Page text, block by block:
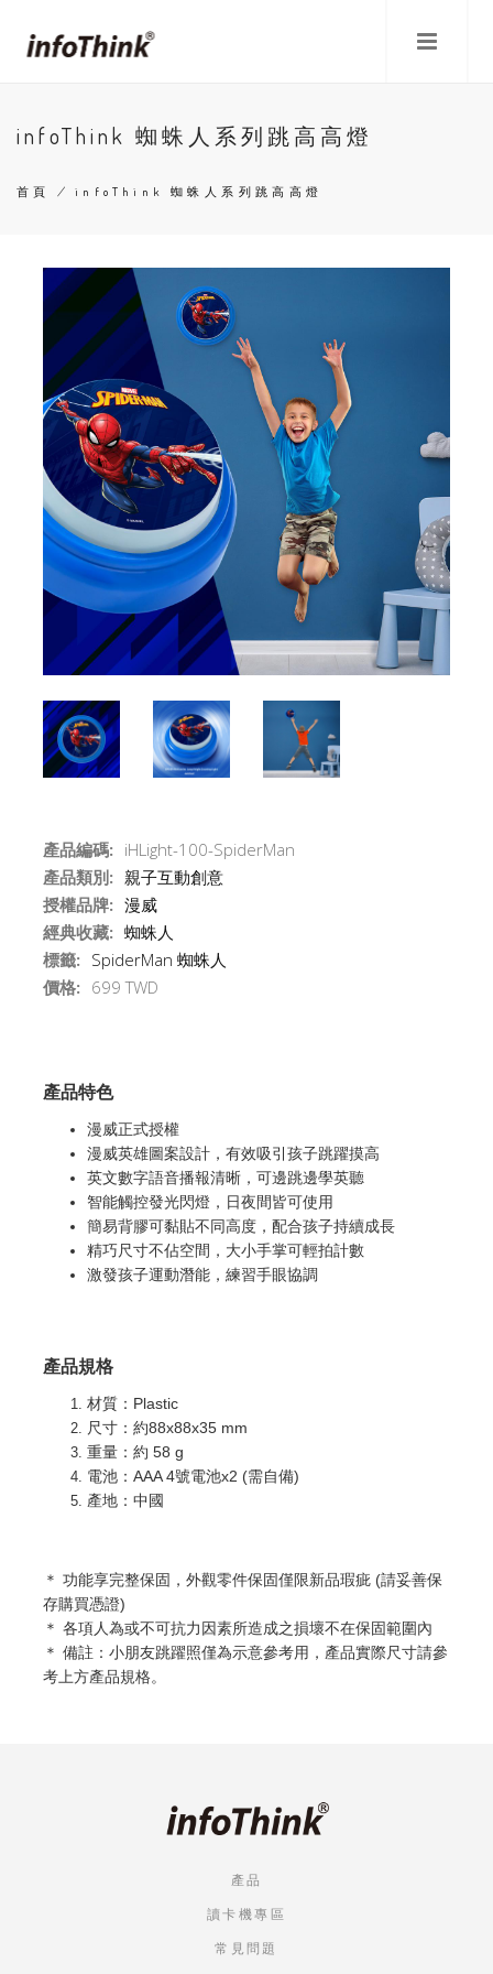
infoThink 蜘蛛人系列跳高高燈
航
連
結
首頁 /infoThink 蜘蛛人系列跳高高燈
產品編碼: iHLight-100-SpiderMan
產品類別: 親子互動創意
授權品牌: 漫威
經典收藏: 蜘蛛人
標籤: SpiderMan 蜘蛛人
價格: 699 TWD
產品特色
漫威正式授權
漫威英雄圖案設計，有效吸引孩子跳躍摸高
英文數字語音播報清晰，可邊跳邊學英聽
智能觸控發光閃燈，日夜間皆可使用
簡易背膠可黏貼不同高度，配合孩子持續成長
精巧尺寸不佔空間，大小手掌可輕拍計數
激發孩子運動潛能，練習手眼協調
產品規格
材質：Plastic
尺寸：約88x88x35 mm
重量：約 58 g
電池：AAA 4號電池x2 (需自備)
產地：中國
＊ 功能享完整保固，外觀零件保固僅限新品瑕疵 (請妥善保
存購買憑證)
＊ 各項人為或不可抗力因素所造成之損壞不在保固範圍內
＊ 備註：小朋友跳躍照僅為示意參考用，產品實際尺寸請參
考上方產品規格。
產品
讀卡機專區
常見問題